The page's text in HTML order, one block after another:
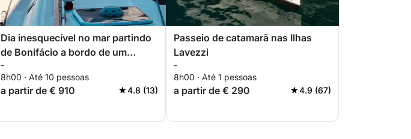
Dia inesquecível no mar partindo
de Bonifácio a bordo de um
veleiro
-
8h00 · Até 10 pessoas
a partir de € 910 4.8 (13)
Passeio de catamarã nas Ilhas
Lavezzi
-
8h00 · Até 1 pessoas
a partir de € 290 4.9 (67)